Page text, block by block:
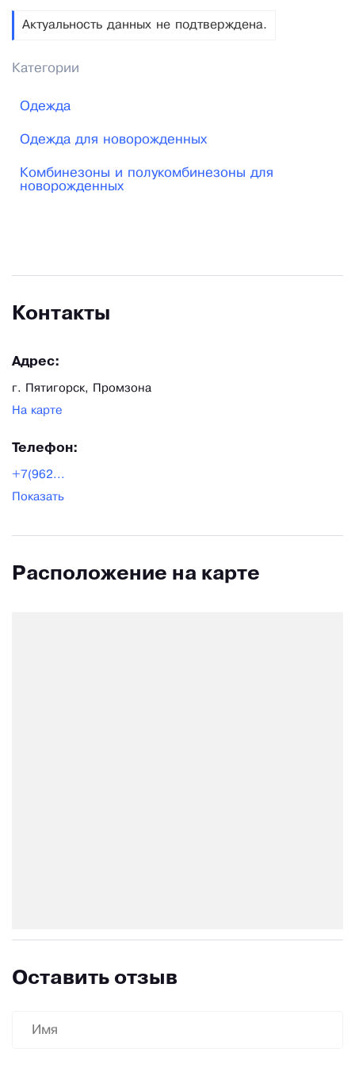
Актуальность данных не подтверждена.
Категории
Одежда
Одежда для новорожденных
Комбинезоны и полукомбинезоны для
новорожденных
Контакты
Адрес:
г. Пятигорск, Промзона
На карте
Телефон:
+7(962...
Показать
Расположение на карте
Оставить отзыв